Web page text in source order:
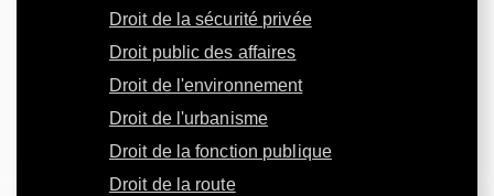
Droit de la sécurité privée
Droit public des affaires
Droit de l'environnement
Droit de l'urbanisme
Droit de la fonction publique
Droit de la route